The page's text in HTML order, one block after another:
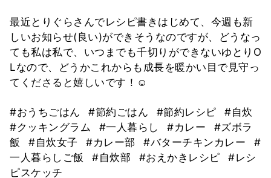
最近とりぐらさんでレシピ書きはじめて、今週も新
しいお知らせ(良い)ができそうなのですが、どうなっ
ても私は私で、いつまでも千切りができないゆとりO
Lなので、どうかこれからも成長を暖かい目で見守っ
てくださると嬉しいです！☺️
#おうちごはん #節約ごはん #節約レシピ
#自炊
#クッキングラム
#一人暮らし #カレー
#ズボラ
飯
#自炊女子 #カレー部 #バターチキンカレー
#
一人暮らしご飯
#自炊部 #おえかきレシピ
#レシ
ピスケッチ